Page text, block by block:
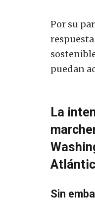
Por su
respuesta
puedan
La
Sin